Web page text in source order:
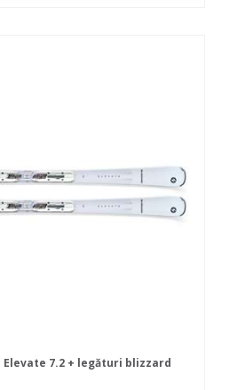
Elevate 7.2 + legături blizzard